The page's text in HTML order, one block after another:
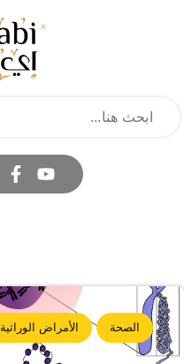
الصحة الأمراض الوراثية